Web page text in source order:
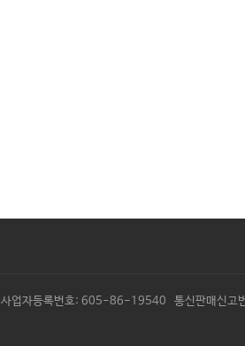
자등록번호: 605-86-19540 통신판매신고